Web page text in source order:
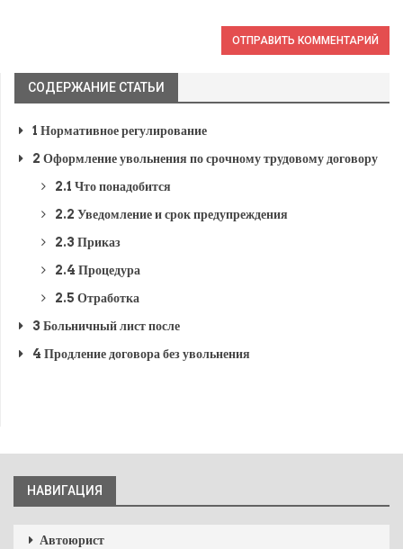
СОДЕРЖАНИЕ СТАТЬИ
1 Нормативное регулирование
2 Оформление увольнения по срочному трудовому договору
2.1 Что понадобится
2.2 Уведомление и срок предупреждения
2.3 Приказ
2.4 Процедура
2.5 Отработка
3 Больничный лист после
4 Продление договора без увольнения
НАВИГАЦИЯ
Автоюрист